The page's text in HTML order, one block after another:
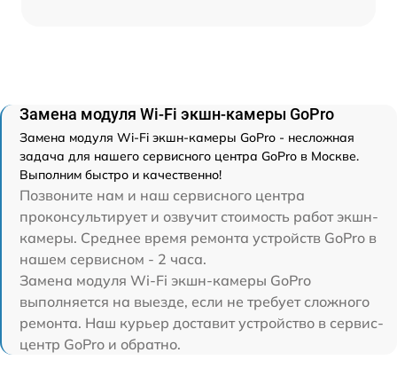
Замена модуля Wi-Fi экшн-камеры GoPro
Замена модуля Wi-Fi экшн-камеры GoPro - несложная
задача для нашего сервисного центра GoPro в Москве.
Выполним быстро и качественно!
Позвоните нам и наш сервисного центра
проконсультирует и озвучит стоимость работ экшн-
камеры. Среднее время ремонта устройств GoPro в
нашем сервисном - 2 часа.
Замена модуля Wi-Fi экшн-камеры GoPro
выполняется на выезде, если не требует сложного
ремонта. Наш курьер доставит устройство в сервис-
центр GoPro и обратно.